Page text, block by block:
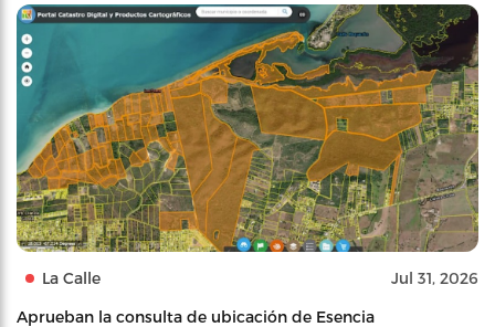
La Calle Jul 31, 2026
Aprueban la consulta de ubicación de Esencia